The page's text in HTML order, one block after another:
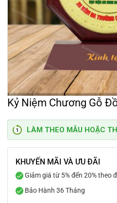
Kỷ Niệm Chương Gỗ
LÀM THEO MẪU HOẶC
KHUYẾN MÃI VÀ ƯU ĐÃI
Giảm giá từ 5% đến 20% theo
Bảo Hành 36 Tháng